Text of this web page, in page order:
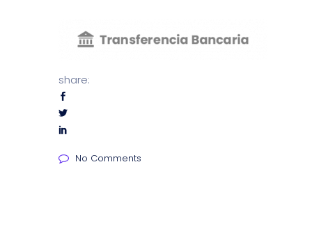
share:
No Comments